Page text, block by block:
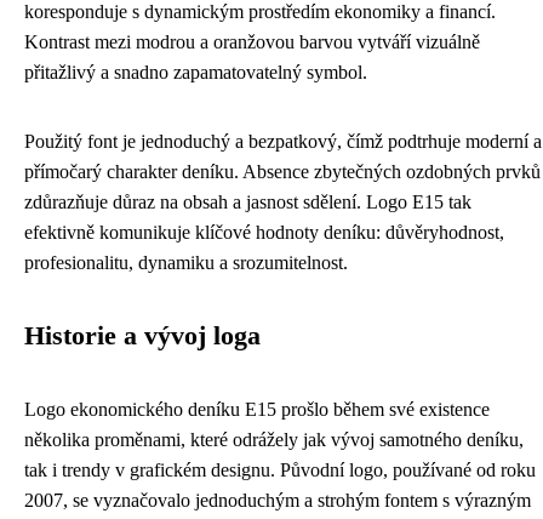
koresponduje s dynamickým prostředím ekonomiky a financí.
Kontrast mezi modrou a oranžovou barvou vytváří vizuálně
přitažlivý a snadno zapamatovatelný symbol.
Použitý font je jednoduchý a bezpatkový, čímž podtrhuje moderní a
přímočarý charakter deníku. Absence zbytečných ozdobných prvků
zdůrazňuje důraz na obsah a jasnost sdělení. Logo E15 tak
efektivně komunikuje klíčové hodnoty deníku: důvěryhodnost,
profesionalitu, dynamiku a srozumitelnost.
Historie a vývoj loga
Logo ekonomického deníku E15 prošlo během své existence
několika proměnami, které odrážely jak vývoj samotného deníku,
tak i trendy v grafickém designu. Původní logo, používané od roku
2007, se vyznačovalo jednoduchým a strohým fontem s výrazným